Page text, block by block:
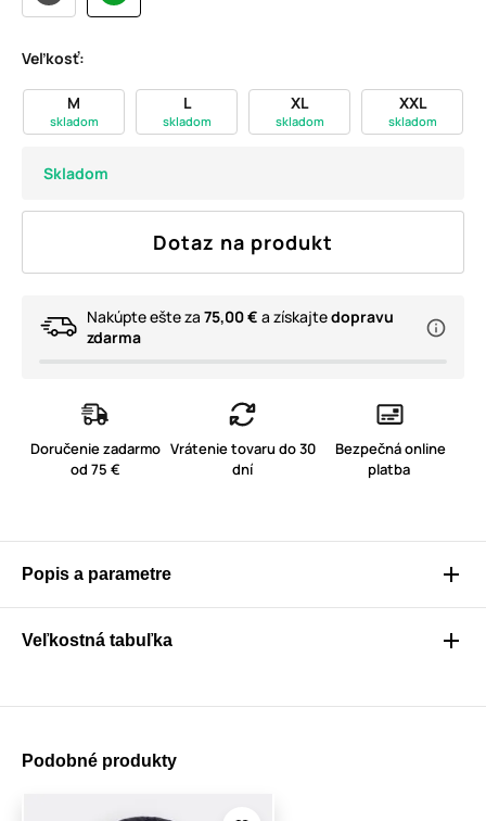
Veľkosť:
M
skladom
L
skladom
XL
skladom
XXL
skladom
Skladom
Dotaz na produkt
Nakúpte ešte za 75,00 € a získajtedopravu
zdarma
Doručenie zadarmo
od 75 €
Vrátenie tovaru do 30
dní
Bezpečná online
platba
Popis a parametre
Veľkostná tabuľka
Podobné produkty